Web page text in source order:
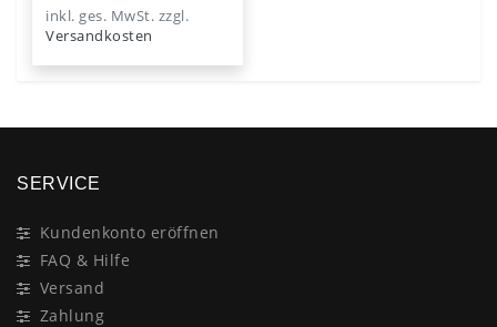
inkl. ges. MwSt. zzgl.
Versandkosten
SERVICE
Kundenkonto eröffnen
FAQ & Hilfe
Versand
Zahlung